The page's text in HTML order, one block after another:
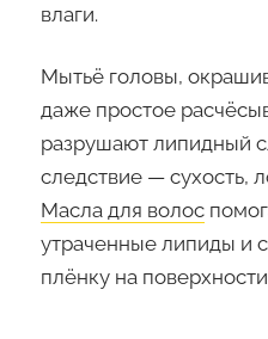
влаги.
Мытьё головы,
даже простое
разрушают липидный
следствие — сухость,
Масла для волос
утраченные липиды и
плёнку на